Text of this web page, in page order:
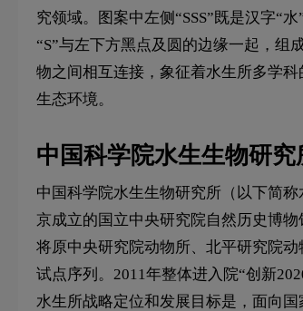
究领域。图案中左侧“SSS”既是汉字“
“S”与左下方黑点及圆的边缘一起，组
物之间相互连接，象征着水生所多学
生态环境。
中国科学院水生生物研究
中国科学院水生生物研究所（以下简
京成立的国立中央研究院自然历史博
将原中央研究院动物所、北平研究院
试点序列。2011年整体进入院“创新
水生所战略定位和发展目标是，面向